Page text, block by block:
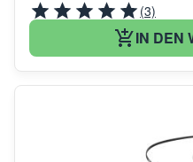
(3)
IN DEN